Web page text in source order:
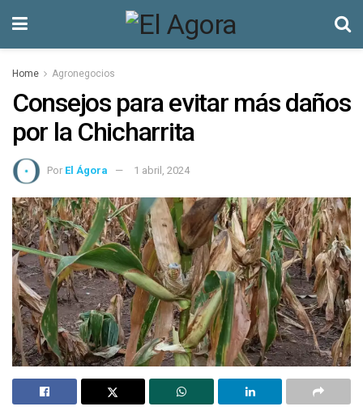
Home Agronegocios
Consejos para evitar más daños
por la Chicharrita
Por El Ágora 1 abril, 2024